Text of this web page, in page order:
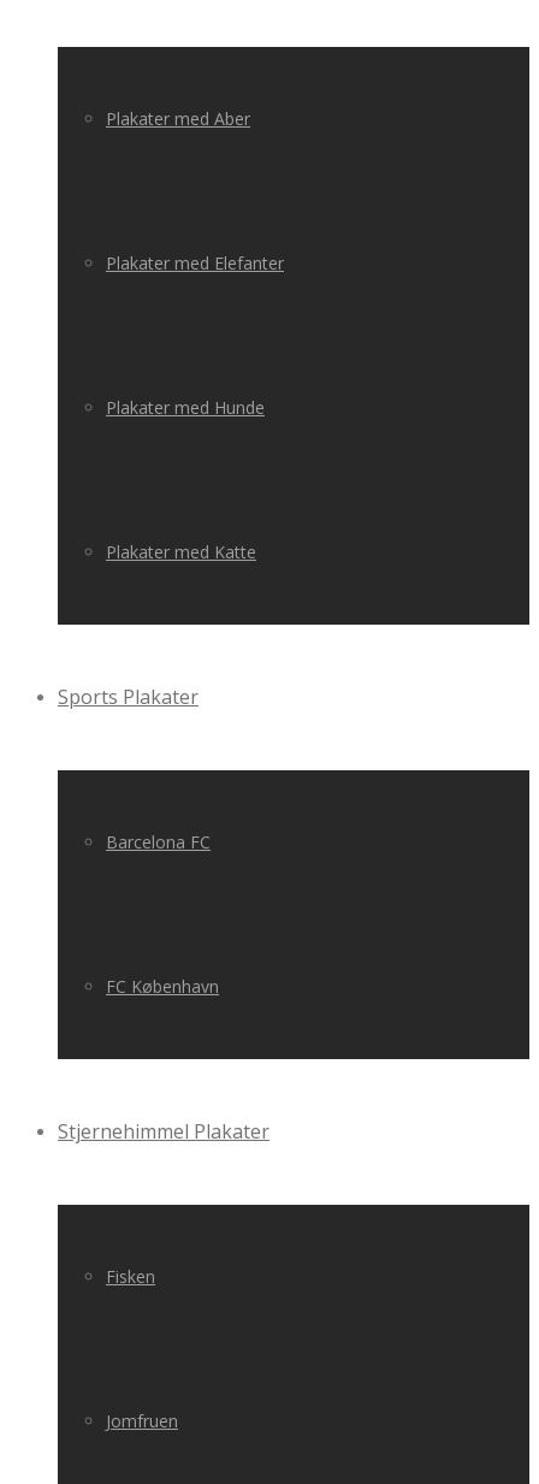
Plakater med Aber
Plakater med Elefanter
Plakater med Hunde
Plakater med Katte
Sports Plakater
Barcelona FC
FC København
Stjernehimmel Plakater
Fisken
Jomfruen